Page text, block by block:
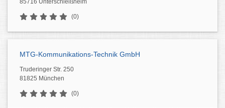
85716 Unterschleißheim
(0)
MTG-Kommunikations-Technik GmbH
Truderinger Str. 250
81825 München
(0)